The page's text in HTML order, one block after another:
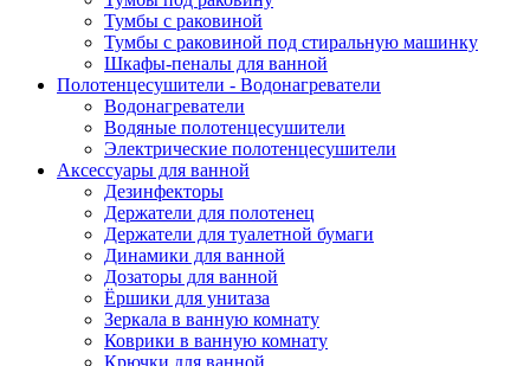
Тумбы с раковиной
Тумбы с раковиной под стиральную машинку
Шкафы-пеналы для ванной
Полотенцесушители - Водонагреватели
Водонагреватели
Водяные полотенцесушители
Электрические полотенцесушители
Аксессуары для ванной
Дезинфекторы
Держатели для полотенец
Держатели для туалетной бумаги
Динамики для ванной
Дозаторы для ванной
Ёршики для унитаза
Зеркала в ванную комнату
Коврики в ванную комнату
Крючки для ванной